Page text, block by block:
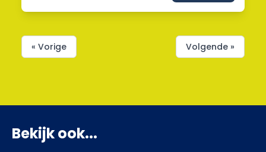
« Vorige Volgende »
Bekijk ook...